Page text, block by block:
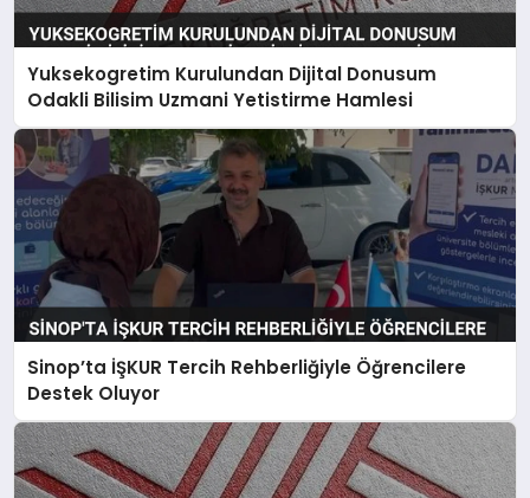
Yuksekogretim Kurulundan Dijital Donusum
Odakli Bilisim Uzmani Yetistirme Hamlesi
Sinop’ta İŞKUR Tercih Rehberliğiyle Öğrencilere
Destek Oluyor